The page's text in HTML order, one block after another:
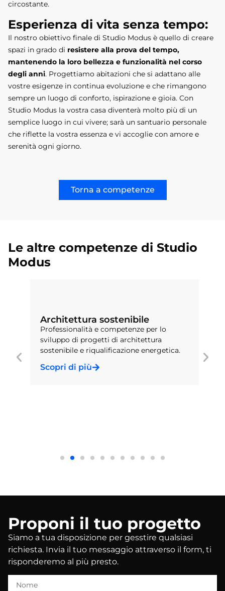
circostante.
Esperienza di vita senza tempo:
Il nostro obiettivo finale di Studio Modus è quello di creare
spazi in grado di resistere alla prova del tempo,
mantenendo la loro bellezza e funzionalità nel corso
degli anni. Progettiamo abitazioni che si adattano alle
vostre esigenze in continua evoluzione e che rimangono
sempre un luogo di conforto, ispirazione e gioia. Con
Studio Modus la vostra casa diventerà molto più di un
semplice luogo in cui vivere; sarà un santuario personale
che riflette la vostra essenza e vi accoglie con amore e
serenità ogni giorno.
Torna a competenze
Le altre competenze di Studio
Modus
Architettura sostenibile
Professionalità e competenze per lo
sviluppo di progetti di architettura
sostenibile e riqualificazione energetica.
Scopri di più
Proponi il tuo progetto
Siamo a tua disposizione per gesstire qualsiasi
richiesta. Invia il tuo messaggio attraverso il form, ti
risponderemo al più presto.